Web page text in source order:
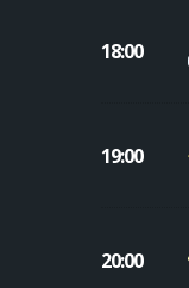
18:00
19:00
20:00